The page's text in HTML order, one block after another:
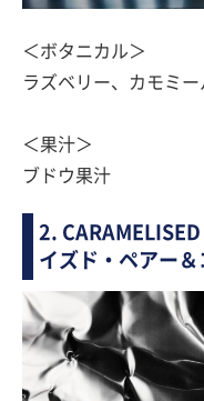
＜ボタニカル＞
ラズベリー、カモミー
＜果汁＞
ブドウ果汁
2.
イズド・ペアー＆